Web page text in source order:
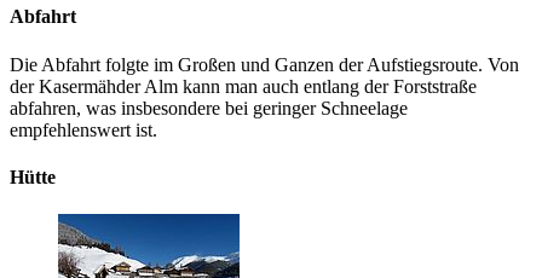
Abfahrt
Die Abfahrt folgte im Großen und Ganzen der Aufstiegsroute. Von
der Kasermähder Alm kann man auch entlang der Forststraße
abfahren, was insbesondere bei geringer Schneelage
empfehlenswert ist.
Hütte